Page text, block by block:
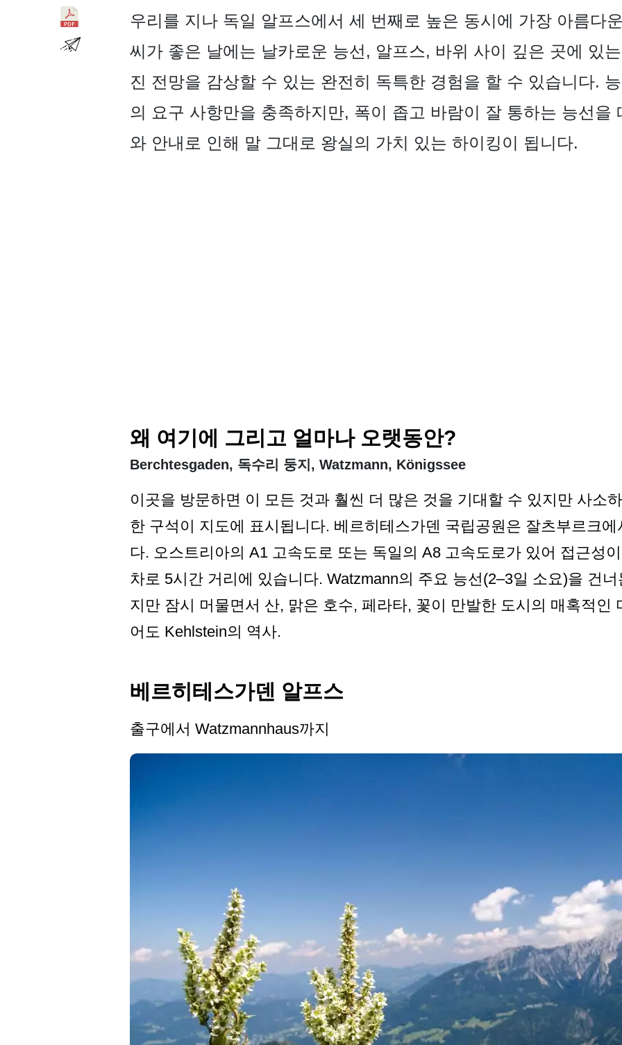
우리를 지나 독일 알프스에서 세 번째로 높은 동시에 가장 아름다
씨가 좋은 날에는 날카로운 능선, 알프스, 바위 사이 깊은 곳에 있
진 전망을 감상할 수 있는 완전히 독특한 경험을 할 수 있습니다.
의 요구 사항만을 충족하지만, 폭이 좁고 바람이 잘 통하는 능선을
와 안내로 인해 말 그대로 왕실의 가치 있는 하이킹이 됩니다.
왜 여기에 그리고 얼마나 오랫동안?
Berchtesgaden, 독수리 둥지, Watzmann, Königssee
이곳을 방문하면 이 모든 것과 훨씬 더 많은 것을 기대할 수 있지만 사소
한 구석이 지도에 표시됩니다. 베르히테스가덴 국립공원은 잘츠부르크
다. 오스트리아의 A1 고속도로 또는 독일의 A8 고속도로가 있어 접근성
차로 5시간 거리에 있습니다. Watzmann의 주요 능선(2–3일 소요)을 건
지만 잠시 머물면서 산, 맑은 호수, 페라타, 꽃이 만발한 도시의 매혹적인
어도 Kehlstein의 역사.
베르히테스가덴 알프스
출구에서 Watzmannhaus까지